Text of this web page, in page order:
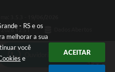
- RS e os
melhorar a sua
você
e
ACEITAR
Ouvidoria Municipal
12:51
direitos reservados -